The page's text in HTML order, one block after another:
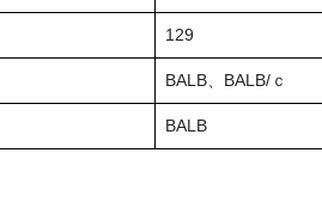
129
BALB、BALB/ｃ
BALB